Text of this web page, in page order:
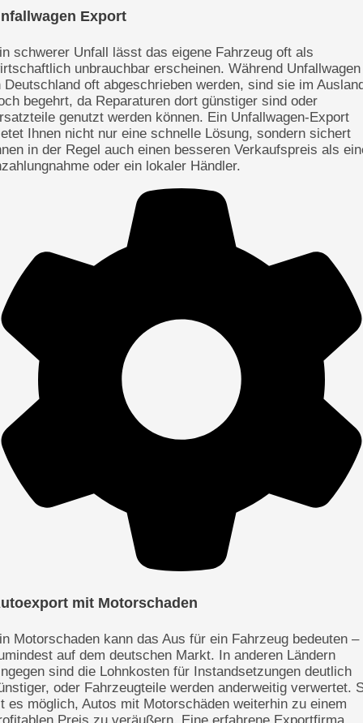
Export
schwerer Unfall lässt das eigene Fahrzeug oft als
unbrauchbar erscheinen. Während Unfallwagen
Deutschland oft abgeschrieben werden, sind sie im
begehrt, da Reparaturen dort günstiger sind oder
genutzt werden können. Ein Unfallwagen-Export
Ihnen nicht nur eine schnelle Lösung, sondern sichert
in der Regel auch einen besseren Verkaufspreis als
oder ein lokaler Händler.
mit Motorschaden
Motorschaden kann das Aus für ein Fahrzeug bedeuten –
auf dem deutschen Markt. In anderen Ländern
sind die Lohnkosten für Instandsetzungen deutlich
oder Fahrzeugteile werden anderweitig verwertet.
es möglich, Autos mit Motorschäden weiterhin zu einem